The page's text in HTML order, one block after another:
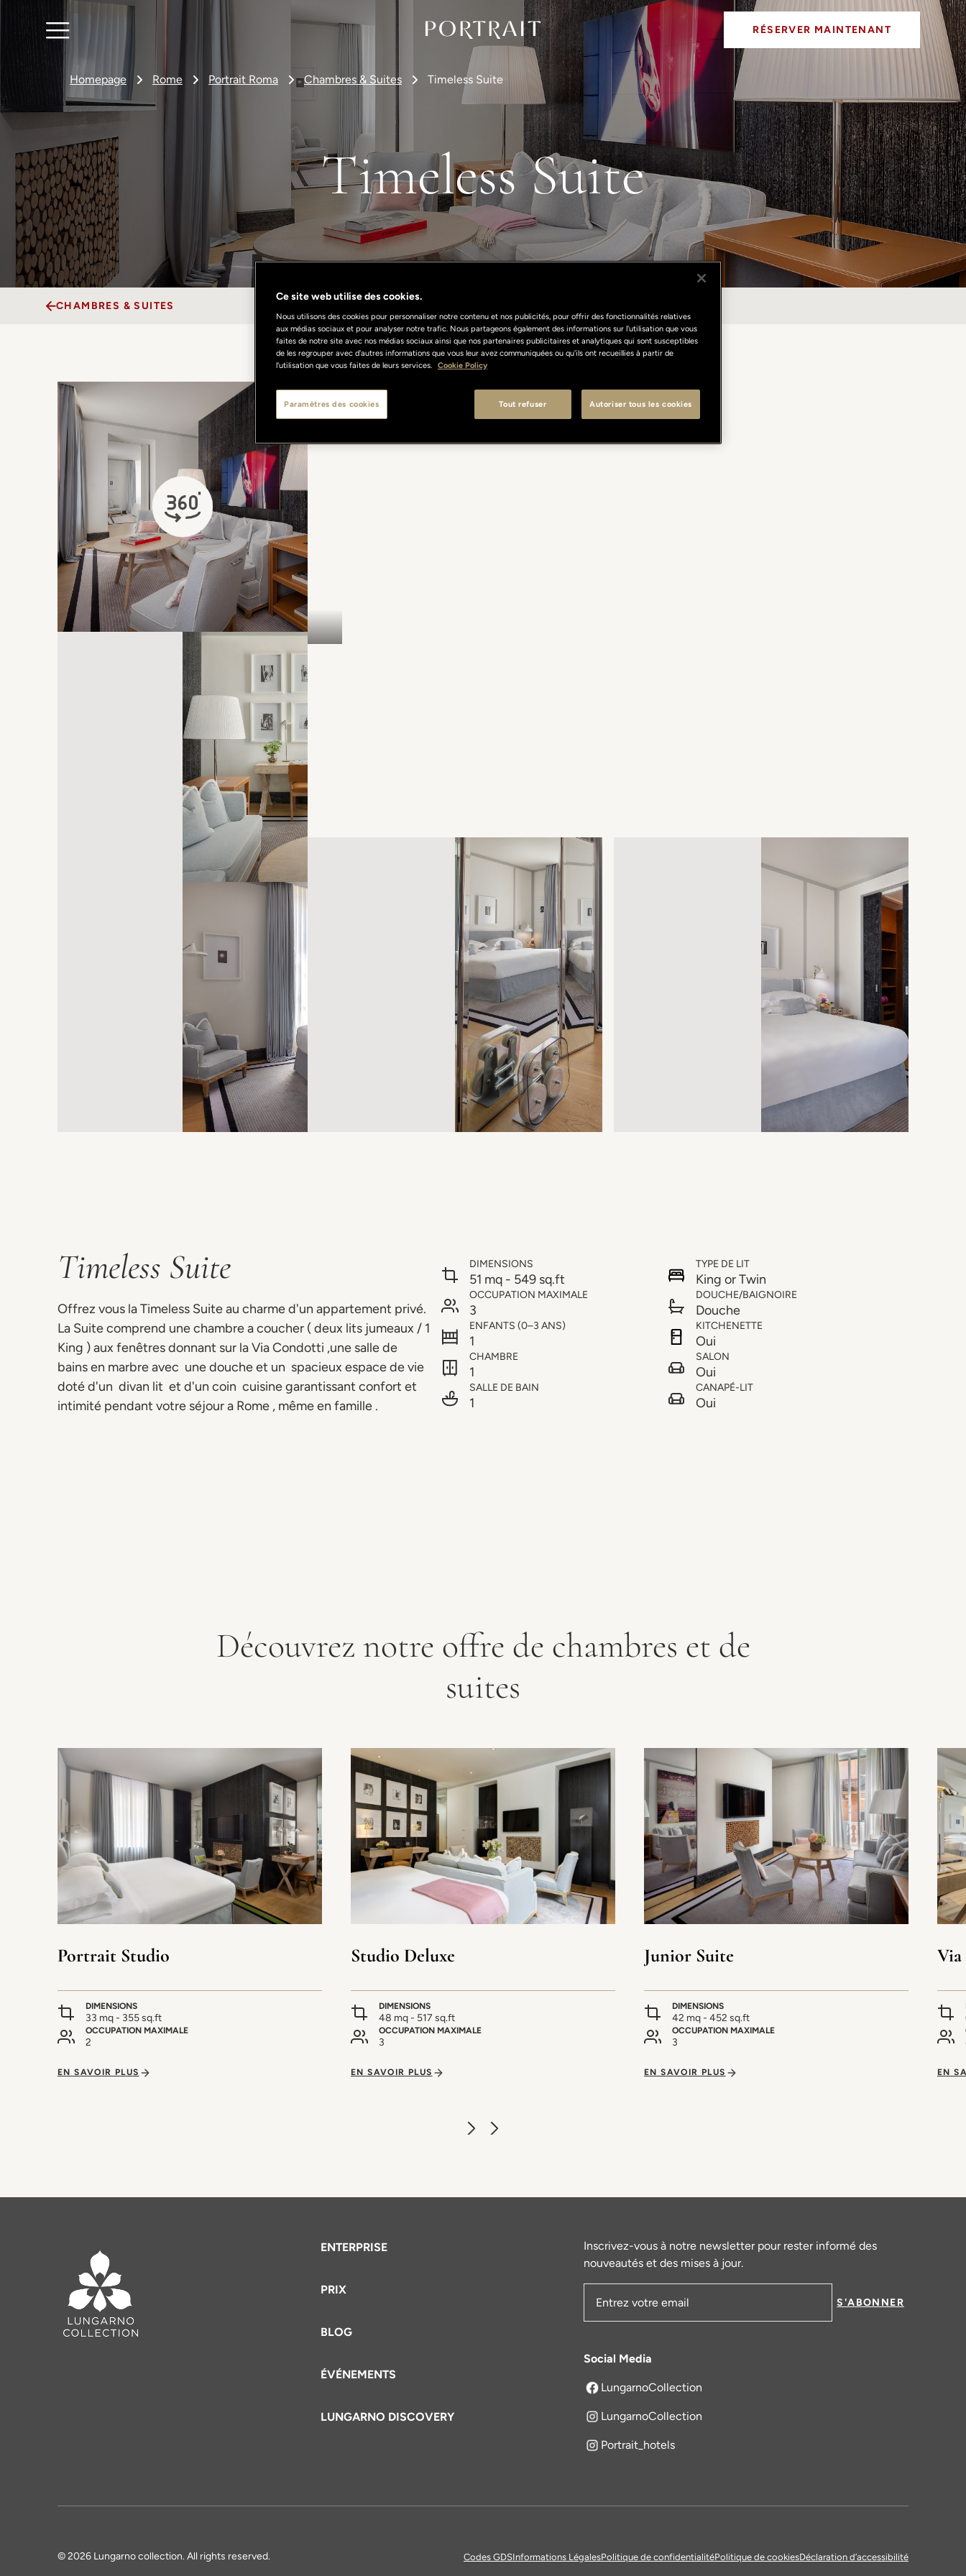
RÉSERVER MAINTENANT
Homepage Rome Portrait Roma Chambres & Suites Timeless Suite
Timeless Suite
CHAMBRES & SUITES
s'ouvre dans un nouvel onglet
Timeless Suite
Offrez vous la Timeless Suite au charme d'un appartement privé.
La Suite comprend une chambre a coucher ( deux lits jumeaux / 1
King ) aux fenêtres donnant sur la Via Condotti ,une salle de
bains en marbre avec une douche et un spacieux espace de vie
doté d'un divan lit et d'un coin cuisine garantissant confort et
intimité pendant votre séjour a Rome , même en famille .
DIMENSIONS
51 mq - 549 sq.ft
OCCUPATION MAXIMALE
3
ENFANTS (0–3 ANS)
1
CHAMBRE
1
SALLE DE BAIN
1
TYPE DE LIT
King or Twin
DOUCHE/BAIGNOIRE
Douche
KITCHENETTE
Oui
SALON
Oui
CANAPÉ-LIT
Oui
Découvrez notre offre de chambres et de
suites
Portrait Studio
DIMENSIONS
33 mq - 355 sq.ft
OCCUPATION MAXIMALE
2
EN SAVOIR PLUS
Studio Deluxe
DIMENSIONS
48 mq - 517 sq.ft
OCCUPATION MAXIMALE
3
EN SAVOIR PLUS
Junior Suite
DIMENSIONS
42 mq - 452 sq.ft
OCCUPATION MAXIMALE
3
EN SAVOIR PLUS EN
ENTERPRISE
PRIX
BLOG
ÉVÉNEMENTS
LUNGARNO DISCOVERY
Inscrivez-vous à notre newsletter pour rester informé des
nouveautés et des mises à jour.
Adresse email
S'ABONNER
Social Media
LungarnoCollection
s'ouvre dans un nouvel onglet
LungarnoCollection
Portrait_hotels
© 2026 Lungarno collection. All rights reserved. Codes GDSInformations LégalesPolitique de confidentialitéPolitique de cookiesDéclaration d’accessibilité
Ce site web utilise des cookies.
Nous utilisons des cookies pour personnaliser notre contenu et nos publicités, pour offrir des fonctionnalités relatives
aux médias sociaux et pour analyser notre trafic. Nous partageons également des informations sur l'utilisation que vous
faites de notre site avec nos médias sociaux ainsi que nos partenaires publicitaires et analytiques qui sont susceptibles
de les regrouper avec d'autres informations que vous leur avez communiquées ou qu'ils ont recueillies à partir de
l'utilisation que vous faites de leurs services.
Cookie Policy
Tout refuser Autoriser tous les cookies
Paramètres des cookies